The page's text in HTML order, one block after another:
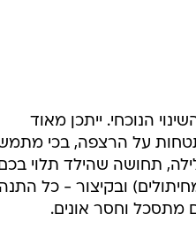
הנוכחי. ייתכן מאוד
על הרצפה, בכי
תחושה שהילד תלוי
ובקיצור - כל
מתסכל וחסר אונים.